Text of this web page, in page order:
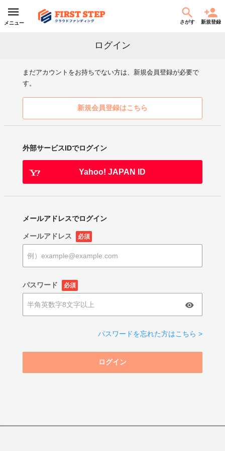
メニュー さがす 新規登録
ログイン
まだアカウントをお持ちでない方は、新規会員登録が必要で
す。
新規会員登録はこちら
外部サービスIDでログイン
Yahoo! JAPAN ID
メールアドレスでログイン
メールアドレス 必須
パスワード 必須
パスワードを忘れた方はこちら >
ログイン